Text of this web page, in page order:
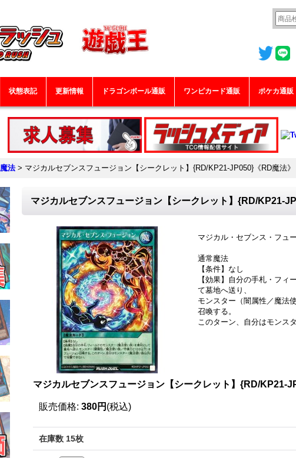
状態表記 更新情報 ドラゴンボール通販 ワンピカード通販 ポケカ通販
魔法 > マジカルセブンスフュージョン【シークレット】{RD/KP21-JP050}《RD魔法》
マジカルセブンスフュージョン【シークレット】{RD/KP21-
マジカル・セブンス・フュ
通常魔法
【条件】なし
【効果】自分の手札・フィ
て墓地へ送り、
モンスター（闇属性／魔法
召喚する。
このターン、自分はモンス
マジカルセブンスフュージョン【シークレット】{RD/KP21-
販売価格: 380円 (税込)
在庫数 15枚